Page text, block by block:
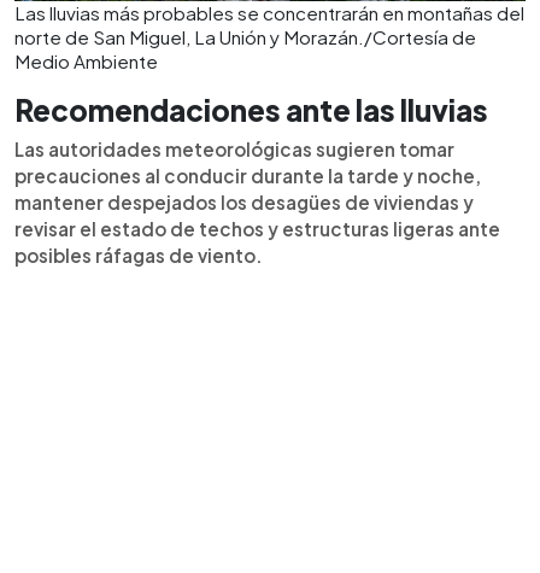
Las lluvias más probables se concentrarán en montañas del
norte de San Miguel, La Unión y Morazán./Cortesía de
Medio Ambiente
Recomendaciones ante las lluvias
Las autoridades meteorológicas sugieren tomar
precauciones al conducir durante la tarde y noche,
mantener despejados los desagües de viviendas y
revisar el estado de techos y estructuras ligeras ante
posibles ráfagas de viento.